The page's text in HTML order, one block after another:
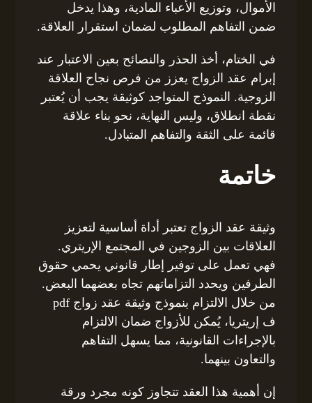
الأموال، وتوزيع الأعباء المادية، وهذا يدخل
ضمن التفاهم المطلوب لضمان استقرار العلاقة.
في الختام، أخذ الحذر والنصائح بعين الاعتبار عند
إبرام عقد الزواج يعزز من فرص نجاح العلاقة
الزوجية. النموذج المتواجد كوثيقة يجب أن يُعتبر
نقطة انطلاق، وليس النهاية، نحو بناء علاقة
قائمة على الثقة والتفاهم المتبادل.
خاتمة
وثيقة عقد الزواج تعتبر أداة أساسية لتعزيز
العلاقات بين الزوجين في المجتمع الإريتري.
فهي تعمل على توفير إطار قانوني يحمي حقوق
الطرفين ويحدد التزاماتهم تجاه بعضهما البعض.
من خلال الالتزام بنموذج وثيقة عقد زواج pdf
ف إريتريا، يُمكن للأزواج ضمان الالتزام
بالإجراءات القانونية، مما يسهل التفاهم
والتعاون بينهما.
إن أهمية هذا العقد تتجاوز كونه مجرد ورقة